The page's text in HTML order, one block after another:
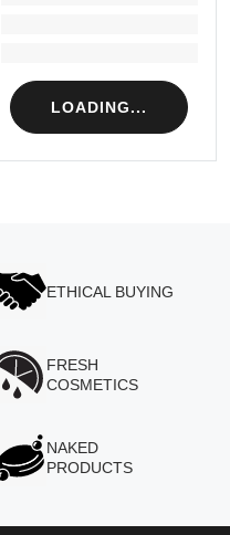
LOADING...
ETHICAL BUYING
FRESH
COSMETICS
NAKED
PRODUCTS